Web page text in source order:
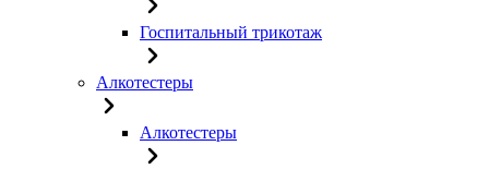
Госпитальный трикотаж
Алкотестеры
Алкотестеры